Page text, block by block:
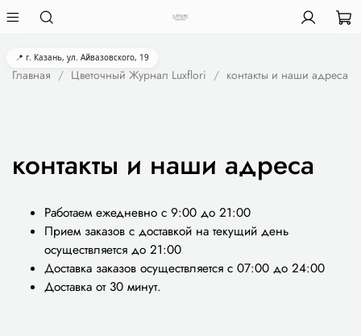
📍 г. Казань, ул. Айвазовского, 19
Главная Цветочный Журнал Luxflori контакты и наши адреса
контакты и наши адреса
Работаем ежедневно с 9:00 до 21:00
Прием заказов с доставкой на текущий день
осуществляется до 21:00
Доставка заказов осуществляется с 07:00 до 24:00
Доставка от 30 минут.